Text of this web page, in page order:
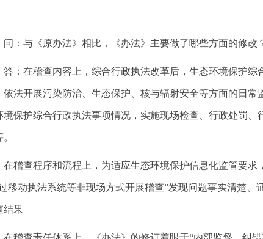
问：与《原办法》相比，《办法》主要做了哪些方面的修改
答：在稽查内容上，综合行政执法改革后，生态环境保护
依法开展污染防治、生态保护、核与辐射安全等方面的日
境保护综合行政执法事项情况，实施现场检查、行政处罚
在稽查程序和流程上，为适应生态环境保护信息化监管要求
移动执法系统等非现场方式开展稽查”发现问题事实清楚
结果